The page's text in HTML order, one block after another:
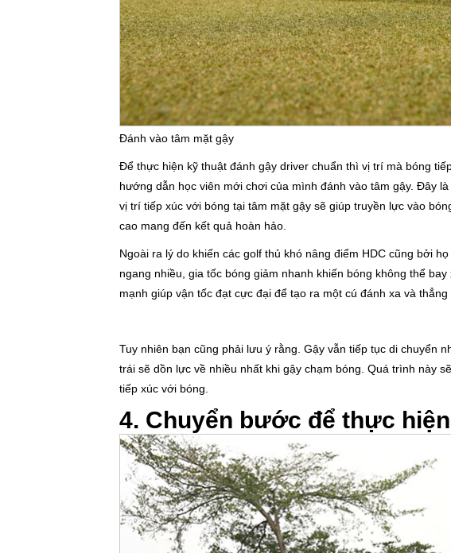
Đánh vào tâm mặt gậy
Để thực hiện kỹ thuật đánh gậy driver chuẩn thì vị trí mà bóng
hướng dẫn học viên mới chơi của mình đánh vào tâm gậy. Đây
vị trí tiếp xúc với bóng tại tâm mặt gậy sẽ giúp truyền lực vào
cao mang đến kết quả hoàn hảo.
Ngoài ra lý do khiến các golf thủ khó nâng điểm HDC cũng bởi
ngang nhiều, gia tốc bóng giảm nhanh khiến bóng không thể
mạnh giúp vận tốc đạt cực đại để tạo ra một cú đánh xa và
Tuy nhiên bạn cũng phải lưu ý rằng. Gậy vẫn tiếp tục di chuyển
trái sẽ dồn lực về nhiều nhất khi gậy chạm bóng. Quá trình này
tiếp xúc với bóng.
4. Chuyển bước để thực